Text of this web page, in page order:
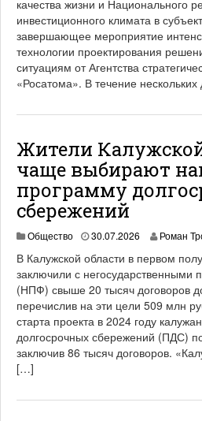
качества жизни и Национального
инвестиционного климата в
завершающее мероприятие
технологии проектирования
ситуациям от Агентства
«Росатома». В течение
Жители
чаще выбирают
программу
сбережений
Общество 30.07.2026 Роман
В Калужской области в первом
заключили с
(НПФ) свыше 20 тысяч договоров
перечислив на эти цели 509 млн
старта проекта в 2024 году
долгосрочных сбережений (ПДС)
заключив 86 тысяч договоров.
[…]